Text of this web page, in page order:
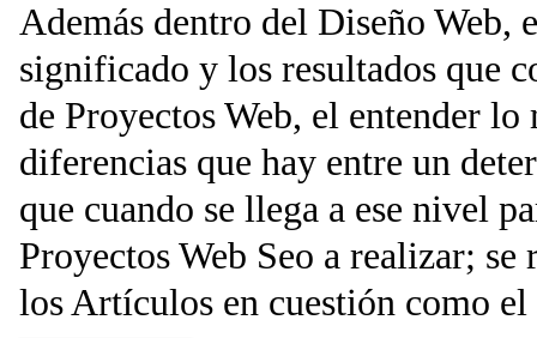
Además dentro del Diseño Web,
significado y los resultados que
de Proyectos Web, el entender
diferencias que hay entre un
que cuando se llega a ese nivel
Proyectos Web Seo a realizar;
los Artículos en cuestión como el